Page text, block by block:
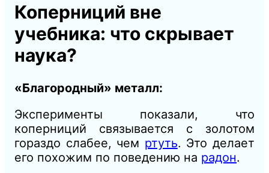
Коперниций вне
учебника: что скрывает
наука?
«Благородный» металл:
Эксперименты показали, что
коперниций связывается с золотом
гораздо слабее, чем ртуть. Это делает
его похожим по поведению на радон.